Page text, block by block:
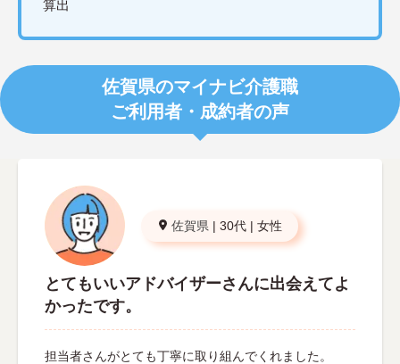
算出
佐賀県のマイナビ介護職
ご利用者・成約者の声
佐賀県 | 30代 | 女性
とてもいいアドバイザーさんに出会えてよ
かったです。
担当者さんがとても丁寧に取り組んでくれました。